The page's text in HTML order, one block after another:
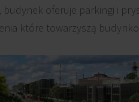
budynek oferuje parkingi i
które towarzyszą